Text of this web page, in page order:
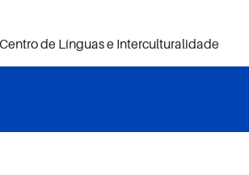
de Línguas e Interculturalidade